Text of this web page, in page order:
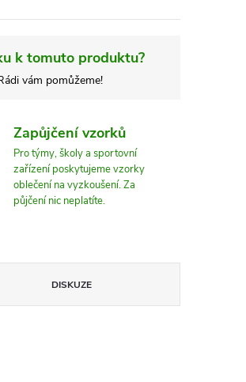
k tomuto produktu?
vám pomůžeme!
Zapůjčení vzorků
Pro týmy, školy a sportovní
zařízení poskytujeme vzorky
oblečení na vyzkoušení. Za
půjčení nic neplatíte.
DISKUZE